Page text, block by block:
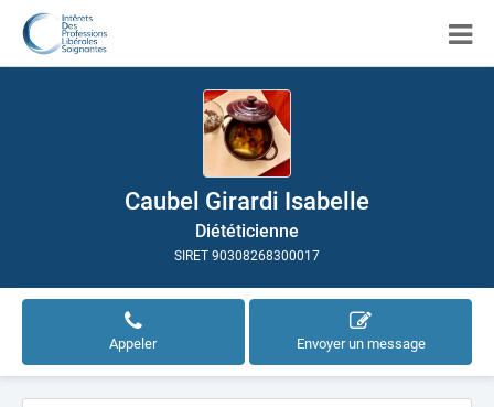
Caubel Girardi Isabelle
Diététicienne
SIRET 90308268300017
Appeler Envoyer un message